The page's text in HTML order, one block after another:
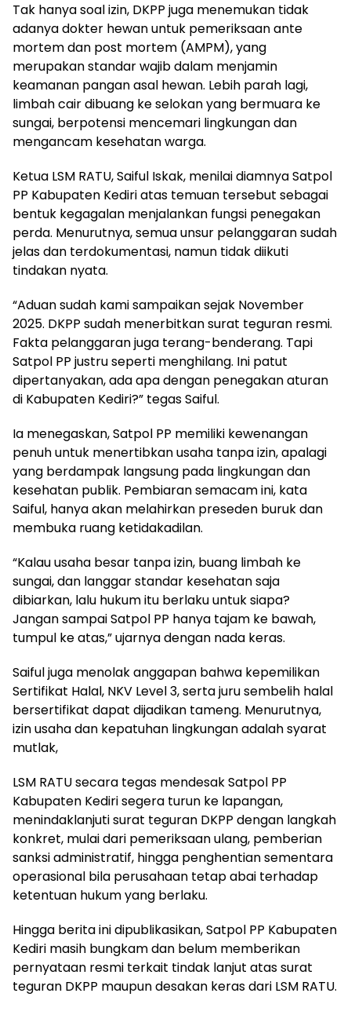
Tak hanya soal izin, DKPP juga menemukan tidak
adanya dokter hewan untuk pemeriksaan ante
mortem dan post mortem (AMPM), yang
merupakan standar wajib dalam menjamin
keamanan pangan asal hewan. Lebih parah lagi,
limbah cair dibuang ke selokan yang bermuara ke
sungai, berpotensi mencemari lingkungan dan
mengancam kesehatan warga.
Ketua LSM RATU, Saiful Iskak, menilai diamnya Satpol
PP Kabupaten Kediri atas temuan tersebut sebagai
bentuk kegagalan menjalankan fungsi penegakan
perda. Menurutnya, semua unsur pelanggaran sudah
jelas dan terdokumentasi, namun tidak diikuti
tindakan nyata.
“Aduan sudah kami sampaikan sejak November
2025. DKPP sudah menerbitkan surat teguran resmi.
Fakta pelanggaran juga terang-benderang. Tapi
Satpol PP justru seperti menghilang. Ini patut
dipertanyakan, ada apa dengan penegakan aturan
di Kabupaten Kediri?” tegas Saiful.
Ia menegaskan, Satpol PP memiliki kewenangan
penuh untuk menertibkan usaha tanpa izin, apalagi
yang berdampak langsung pada lingkungan dan
kesehatan publik. Pembiaran semacam ini, kata
Saiful, hanya akan melahirkan preseden buruk dan
membuka ruang ketidakadilan.
“Kalau usaha besar tanpa izin, buang limbah ke
sungai, dan langgar standar kesehatan saja
dibiarkan, lalu hukum itu berlaku untuk siapa?
Jangan sampai Satpol PP hanya tajam ke bawah,
tumpul ke atas,” ujarnya dengan nada keras.
Saiful juga menolak anggapan bahwa kepemilikan
Sertifikat Halal, NKV Level 3, serta juru sembelih halal
bersertifikat dapat dijadikan tameng. Menurutnya,
izin usaha dan kepatuhan lingkungan adalah syarat
mutlak,
LSM RATU secara tegas mendesak Satpol PP
Kabupaten Kediri segera turun ke lapangan,
menindaklanjuti surat teguran DKPP dengan langkah
konkret, mulai dari pemeriksaan ulang, pemberian
sanksi administratif, hingga penghentian sementara
operasional bila perusahaan tetap abai terhadap
ketentuan hukum yang berlaku.
Hingga berita ini dipublikasikan, Satpol PP Kabupaten
Kediri masih bungkam dan belum memberikan
pernyataan resmi terkait tindak lanjut atas surat
teguran DKPP maupun desakan keras dari LSM RATU.